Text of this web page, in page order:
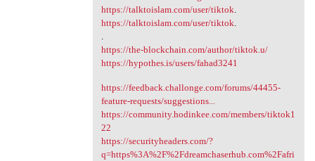
https://talktoislam.com/user/tiktok.
https://talktoislam.com/user/tiktok.
.
https://the-blockchain.com/author/tiktok.u/
https://hypothes.is/users/fahad3241
https://feedback.challonge.com/forums/44455-
feature-requests/suggestions...
https://community.hodinkee.com/members/tiktok1
22
https://securityheaders.com/?
q=https%3A%2F%2Fdreamchaserhub.com%2Fafri